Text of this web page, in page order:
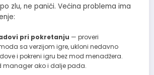
zlu, ne paniči. Većina problema ima
pri pokretanju — proveri
sa verzijom igre, ukloni nedavno
i pokreni igru bez mod menadžera.
manager ako i dalje pada.